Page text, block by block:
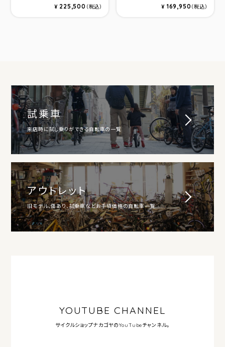
¥ 225,500 （税込） ¥ 169,950（税込）
試乗車
来店時に試し乗りができる自転車の一覧
アウトレット
旧モデル、傷あり、試乗車などお手頃価格の自転車一覧
YOUTUBE CHANNEL
サイクルショップナカゴヤのYouTubeチャンネル。